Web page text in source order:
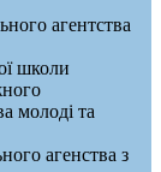
агентства
школи
молоді та
агенства з